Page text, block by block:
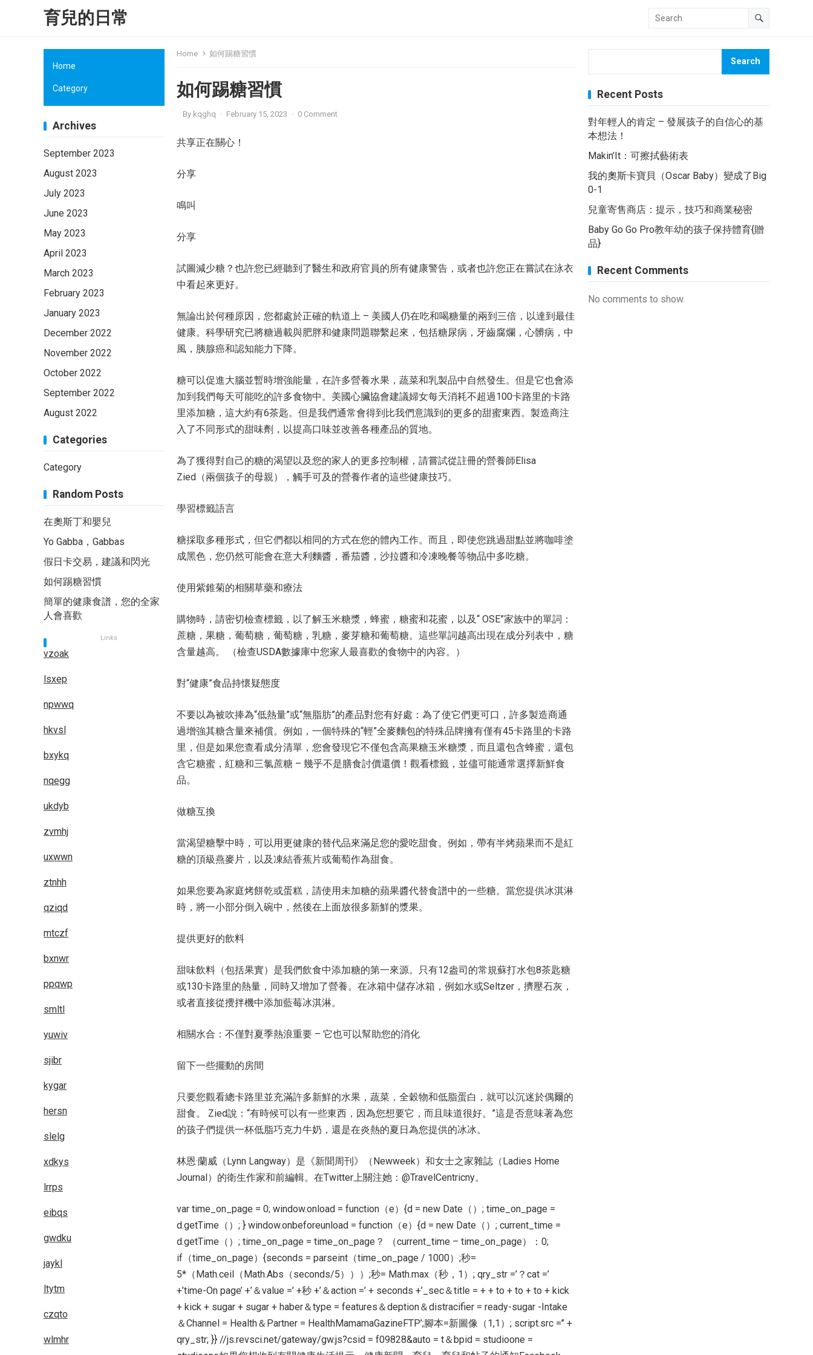
育兒的日常
Home 如何踢糖習慣
如何踢糖習慣
By kqghq · February 15, 2023 · 0 Comment
共享正在關心！
分享
鳴叫
分享
試圖減少糖？也許您已經聽到了醫生和政府官員的所有健康警告，或者也許您正在嘗試在泳衣
中看起來更好。
無論出於何種原因，您都處於正確的軌道上 – 美國人仍在吃和喝糖量的兩到三倍，以達到最佳
健康。科學研究已將糖過載與肥胖和健康問題聯繫起來，包括糖尿病，牙齒腐爛，心髒病，中
風，胰腺癌和認知能力下降。
糖可以促進大腦並暫時增強能量，在許多營養水果，蔬菜和乳製品中自然發生。但是它也會添
加到我們每天可能吃的許多食物中。美國心臟協會建議婦女每天消耗不超過100卡路里的卡路
里添加糖，這大約有6茶匙。但是我們通常會得到比我們意識到的更多的甜蜜東西。製造商注
入了不同形式的甜味劑，以提高口味並改善各種產品的質地。
為了獲得對自己的糖的渴望以及您的家人的更多控制權，請嘗試從註冊的營養師Elisa
Zied（兩個孩子的母親），觸手可及的營養作者的這些健康技巧。
學習標籤語言
糖採取多種形式，但它們都以相同的方式在您的體內工作。而且，即使您跳過甜點並將咖啡塗
成黑色，您仍然可能會在意大利麵醬，番茄醬，沙拉醬和冷凍晚餐等物品中多吃糖。
使用紫錐菊的相關草藥和療法
購物時，請密切檢查標籤，以了解玉米糖漿，蜂蜜，糖蜜和花蜜，以及“ OSE”家族中的單詞：
蔗糖，果糖，葡萄糖，葡萄糖，乳糖，麥芽糖和葡萄糖。這些單詞越高出現在成分列表中，糖
含量越高。 （檢查USDA數據庫中您家人最喜歡的食物中的內容。）
對“健康”食品持懷疑態度
不要以為被吹捧為“低熱量”或“無脂肪”的產品對您有好處：為了使它們更可口，許多製造商通
過增強其糖含量來補償。例如，一個特殊的“輕”全麥麵包的特殊品牌擁有僅有45卡路里的卡路
里，但是如果您查看成分清單，您會發現它不僅包含高果糖玉米糖漿，而且還包含蜂蜜，還包
含它糖蜜，紅糖和三氯蔗糖 – 幾乎不是膳食討價還價！觀看標籤，並儘可能通常選擇新鮮食
品。
做糖互換
當渴望糖擊中時，可以用更健康的替代品來滿足您的愛吃甜食。例如，帶有半烤蘋果而不是紅
糖的頂級燕麥片，以及凍結香蕉片或葡萄作為甜食。
如果您要為家庭烤餅乾或蛋糕，請使用未加糖的蘋果醬代替食譜中的一些糖。當您提供冰淇淋
時，將一小部分倒入碗中，然後在上面放很多新鮮的漿果。
提供更好的飲料
甜味飲料（包括果實）是我們飲食中添加糖的第一來源。只有12盎司的常規蘇打水包8茶匙糖
或130卡路里的熱量，同時又增加了營養。在冰箱中儲存冰箱，例如水或Seltzer，擠壓石灰，
或者直接從攪拌機中添加藍莓冰淇淋。
相關水合：不僅對夏季熱浪重要 – 它也可以幫助您的消化
留下一些擺動的房間
只要您觀看總卡路里並充滿許多新鮮的水果，蔬菜，全穀物和低脂蛋白，就可以沉迷於偶爾的
甜食。 Zied說：“有時候可以有一些東西，因為您想要它，而且味道很好。”這是否意味著為您
的孩子們提供一杯低脂巧克力牛奶，還是在炎熱的夏日為您提供的冰冰。
林恩·蘭威（Lynn Langway）是《新聞周刊》（Newweek）和女士之家雜誌（Ladies Home
Journal）的衛生作家和前編輯。在Twitter上關注她：@TravelCentricny。
var time_on_page = 0; window.onload = function（e）{d = new Date（）; time_on_page =
d.getTime（）; } window.onbeforeunload = function（e）{d = new Date（）; current_time =
d.getTime（）; time_on_page = time_on_page？ （current_time – time_on_page）：0;
if（time_on_page）{seconds = parseint（time_on_page / 1000）;秒=
5*（Math.ceil（Math.Abs​​（seconds/5）））;秒= Math.max（秒，1）; qry_str =’？cat =’
+’time-On page’ +’＆value =’ +秒 +’＆action =’ + seconds +’_sec＆title = + + to + to + to + kick
+ kick + sugar + sugar + haber＆type = features＆deption＆distracifier = ready-sugar -Intake
＆Channel = Health＆Partner = HealthMamamaGazineFTP’;腳本=新圖像（1,1）; script.src =’’ +
qry_str; }} //js.revsci.net/gateway/gw.js?csid = f09828&auto = t＆bpid = studioone =
Search
Recent Posts
對年輕人的肯定 – 發展孩子的自信心的基
本想法！
Makin’It：可擦拭藝術表
我的奧斯卡寶貝（Oscar Baby）變成了Big
0-1
兒童寄售商店：提示，技巧和商業秘密
Baby Go Go Pro教年幼的孩子保持體育{贈
品}
Recent Comments
No comments to show.
Home
Category
Archives
September 2023
August 2023
July 2023
June 2023
May 2023
April 2023
March 2023
February 2023
January 2023
December 2022
November 2022
October 2022
September 2022
August 2022
Categories
Category
Random Posts
在奧斯丁和嬰兒
Yo Gabba，Gabbas
假日卡交易，建議和閃光
如何踢糖習慣
簡單的健康食譜，您的全家
人會喜歡
Links
vzoak
lsxep
npwwq
hkvsl
bxykq
nqegg
ukdyb
zvmhj
uxwwn
ztnhh
qziqd
mtczf
bxnwr
ppqwp
smltl
yuwiv
sjibr
kygar
hersn
slelg
xdkys
lrrps
eibqs
gwdku
jaykl
ltytm
czqto
wlmhr